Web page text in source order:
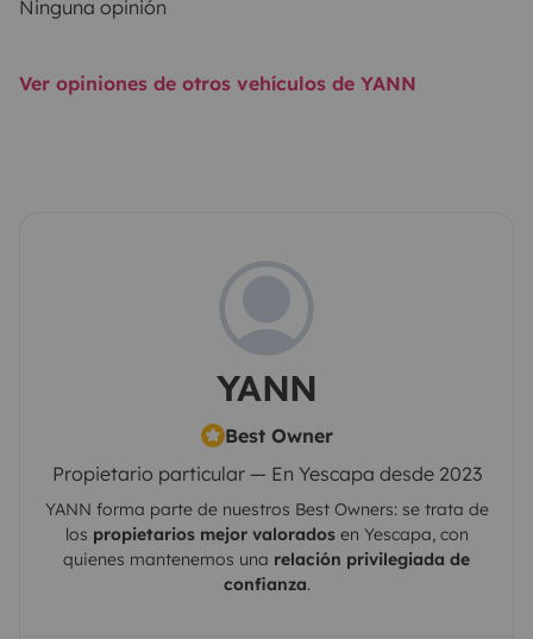
Ninguna opinión
Ver opiniones de otros vehículos de YANN
YANN
Best Owner
Propietario particular — En Yescapa desde 2023
YANN forma parte de nuestros Best Owners: se trata de
los propietarios mejor valoradosen Yescapa, con
quienes mantenemos una relación privilegiada de
confianza.